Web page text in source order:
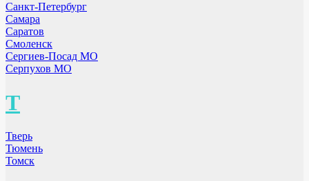
Санкт-Петербург
Самара
Саратов
Смоленск
Сергиев-Посад МО
Серпухов МО
Т
Тверь
Тюмень
Томск